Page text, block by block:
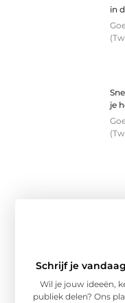
in
je
Schrijf je
Wil je jouw ideeën,
publiek delen? Ons